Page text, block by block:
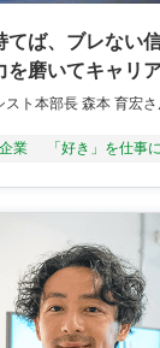
てば、ブレない
を磨いてキャリ
ト本部長 森本 育宏さ
業 「好き」を仕事